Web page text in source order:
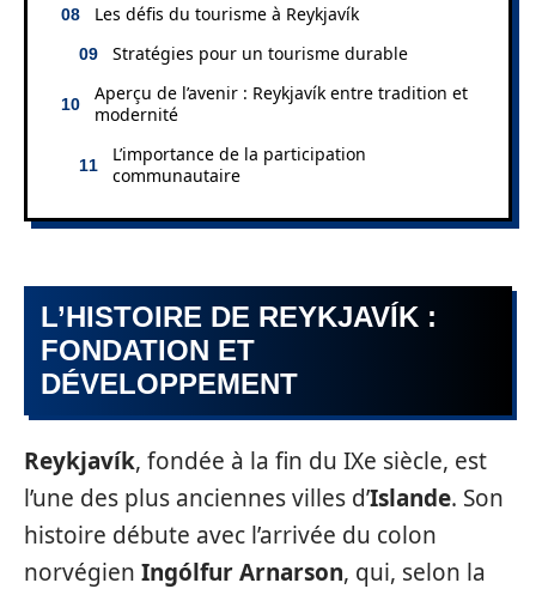
Les défis du tourisme à Reykjavík
Stratégies pour un tourisme durable
Aperçu de l’avenir : Reykjavík entre tradition et
modernité
L’importance de la participation
communautaire
L’HISTOIRE DE REYKJAVÍK :
FONDATION ET
DÉVELOPPEMENT
Reykjavík, fondée à la fin du IXe siècle, est
l’une des plus anciennes villes d’Islande. Son
histoire débute avec l’arrivée du colon
norvégien Ingólfur Arnarson, qui, selon la